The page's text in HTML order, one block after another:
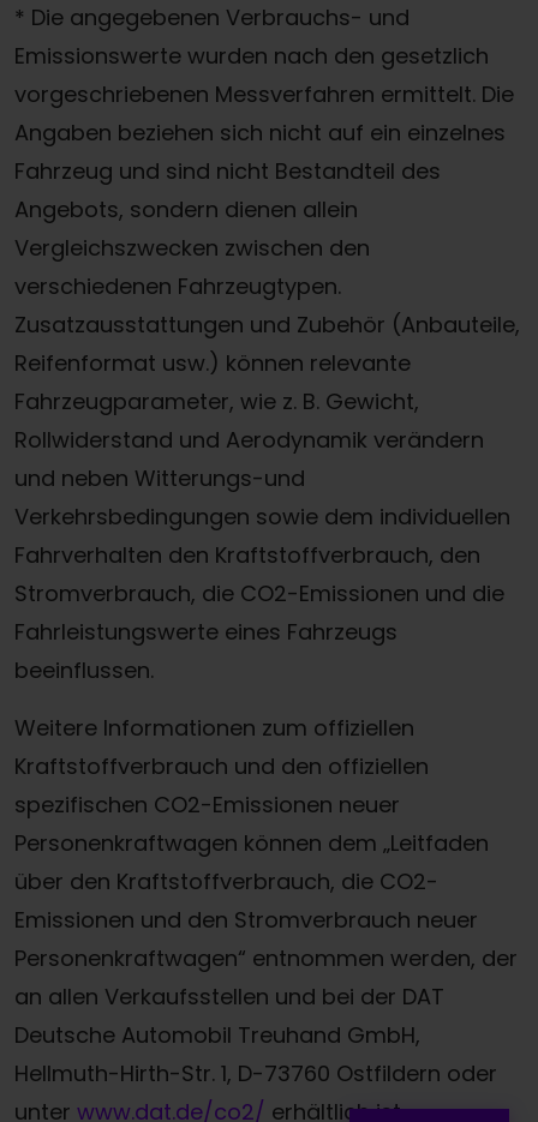
* Die angegebenen Verbrauchs- und
Emissionswerte wurden nach den gesetzlich
vorgeschriebenen Messverfahren ermittelt. Die
Angaben beziehen sich nicht auf ein einzelnes
Fahrzeug und sind nicht Bestandteil des
Angebots, sondern dienen allein
Vergleichszwecken zwischen den
verschiedenen Fahrzeugtypen.
Zusatzausstattungen und Zubehör (Anbauteile,
Reifenformat usw.) können relevante
Fahrzeugparameter, wie z. B. Gewicht,
Rollwiderstand und Aerodynamik verändern
und neben Witterungs-und
Verkehrsbedingungen sowie dem individuellen
Fahrverhalten den Kraftstoffverbrauch, den
Stromverbrauch, die CO2-Emissionen und die
Fahrleistungswerte eines Fahrzeugs
beeinflussen.
Weitere Informationen zum offiziellen
Kraftstoffverbrauch und den offiziellen
spezifischen CO2-Emissionen neuer
Personenkraftwagen können dem „Leitfaden
über den Kraftstoffverbrauch, die CO2-
Emissionen und den Stromverbrauch neuer
Personenkraftwagen“ entnommen werden, der
an allen Verkaufsstellen und bei der DAT
Deutsche Automobil Treuhand GmbH,
Hellmuth-Hirth-Str. 1, D-73760 Ostfildern oder
unter www.dat.de/co2/ erhältlich ist.
Termin online buchen
Zum Kontaktformular
Werkstatttermin-Hotline